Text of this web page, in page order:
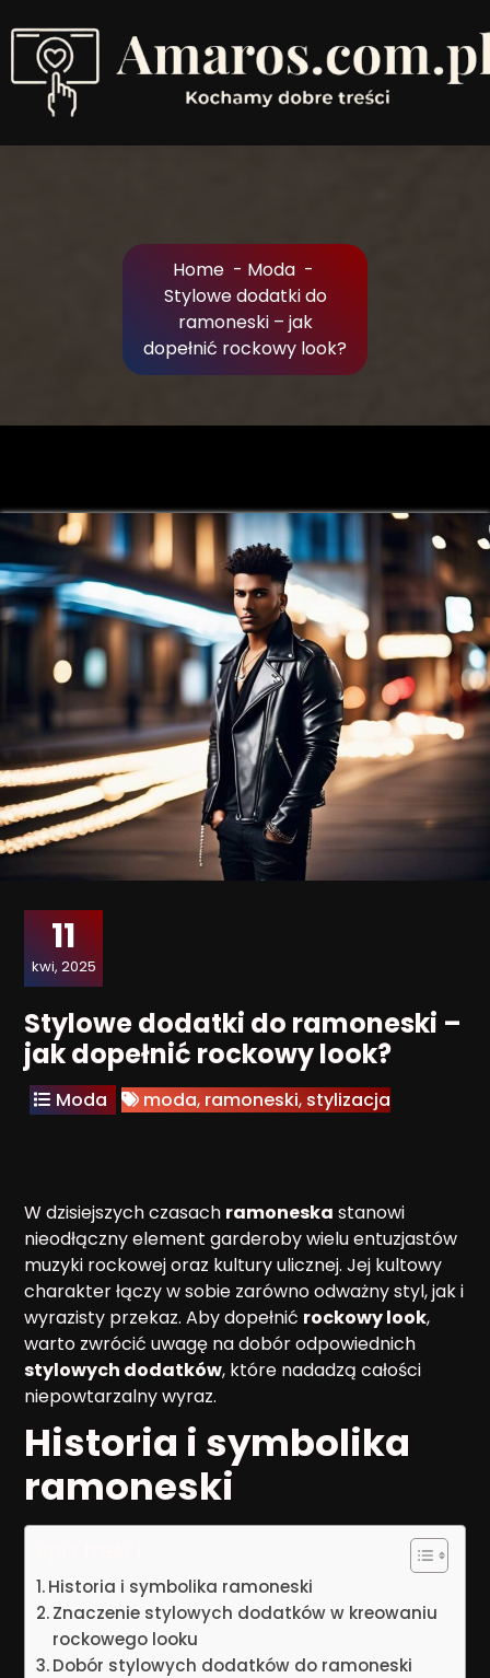
to
Content
Home- Moda-
Stylowe dodatki do
ramoneski – jak
dopełnić rockowy look?
11
kwi, 2025
Stylowe dodatki do ramoneski –
jak dopełnić rockowy look?
Moda moda, ramoneski, stylizacja
W dzisiejszych czasach ramoneska stanowi
nieodłączny element garderoby wielu entuzjastów
muzyki rockowej oraz kultury ulicznej. Jej kultowy
charakter łączy w sobie zarówno odważny styl, jak i
wyrazisty przekaz. Aby dopełnić rockowy look,
warto zwrócić uwagę na dobór odpowiednich
stylowych dodatków, które nadadzą całości
niepowtarzalny wyraz.
Historia i symbolika
ramoneski
Historia i symbolika ramoneski
Znaczenie stylowych dodatków w kreowaniu
rockowego looku
Dobór stylowych dodatków do ramoneski